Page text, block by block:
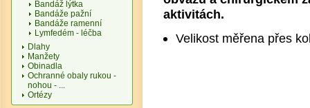
Bandáž lýtka
Bandáže pažní
Bandáže ramenní
Lymfedém - léčba
Dlahy
Manžety
Obinadla
Ochranné obaly rukou -
nohou - ...
Ortézy
aktivitách.
Velikost měřena přes